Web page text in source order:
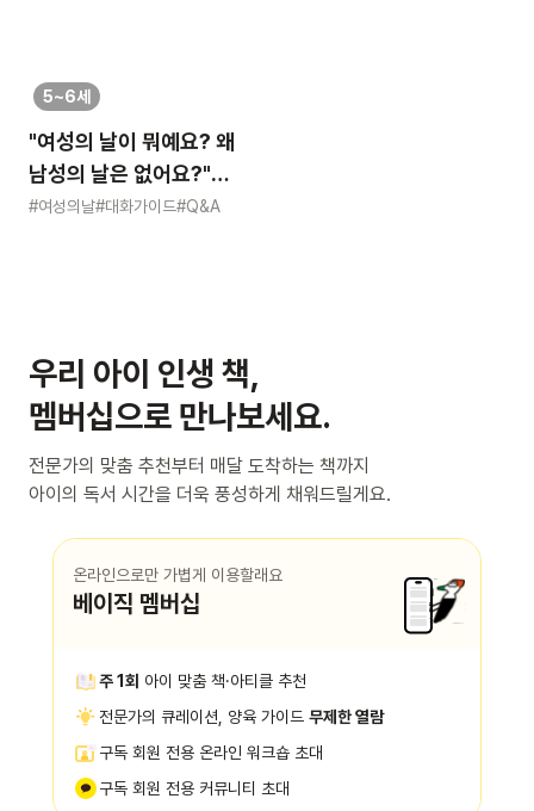
5~6세
"여성의 날이 뭐예요? 왜
남성의 날은 없어요?"
묻는 어린이에게 이렇게
#여성의날#대화가이드#Q&A
우리 아이 인생 책,
멤버십으로 만나보세요.
전문가의 맞춤 추천부터 매달 도착하는 책까지
아이의 독서 시간을 더욱 풍성하게 채워드릴게요.
온라인으로만 가볍게 이용할래요
베이직 멤버십
주 1회 아이 맞춤 책·아티클 추천
전문가의 큐레이션, 양육 가이드 무제한 열람
구독 회원 전용 온라인 워크숍 초대
구독 회원 전용 커뮤니티 초대